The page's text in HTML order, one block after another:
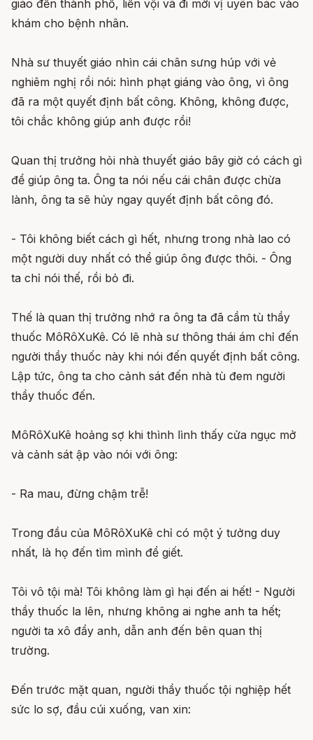
giáo đến thành phố, liền vội vã đi mời vị uyên bác vào
khám cho bệnh nhân.
Nhà sư thuyết giáo nhìn cái chân sưng húp với vẻ
nghiêm nghị rồi nói: hình phạt giáng vào ông, vì ông
đã ra một quyết định bất công. Không, không được,
tôi chắc không giúp anh được rồi!
Quan thị trưởng hỏi nhà thuyết giáo bây giờ có cách gì
để giúp ông ta. Ông ta nói nếu cái chân được chừa
lành, ông ta sẽ hủy ngay quyết định bất công đó.
- Tôi không biết cách gì hết, nhưng trong nhà lao có
một người duy nhất có thể giúp ông được thôi. - Ông
ta chỉ nói thế, rồi bỏ đi.
Thế là quan thị trưởng nhớ ra ông ta đã cầm tù thầy
thuốc MôRôXuKê. Có lẽ nhà sư thông thái ám chỉ đến
người thầy thuốc này khi nói đến quyết định bất công.
Lập tức, ông ta cho cảnh sát đến nhà tù đem người
thầy thuốc đến.
MôRôXuKê hoảng sợ khi thình lình thấy cửa ngục mở
và cảnh sát ập vào nói với ông:
- Ra mau, đừng chậm trễ!
Trong đầu của MôRôXuKê chỉ có một ý tưởng duy
nhất, là họ đến tìm mình để giết.
Tôi vô tội mà! Tôi không làm gì hại đến ai hết! - Người
thầy thuốc la lên, nhưng không ai nghe anh ta hết;
người ta xô đẩy anh, dẫn anh đến bên quan thị
trường.
Đến trước mặt quan, người thầy thuốc tội nghiệp hết
sức lo sợ, đầu cúi xuống, van xin: